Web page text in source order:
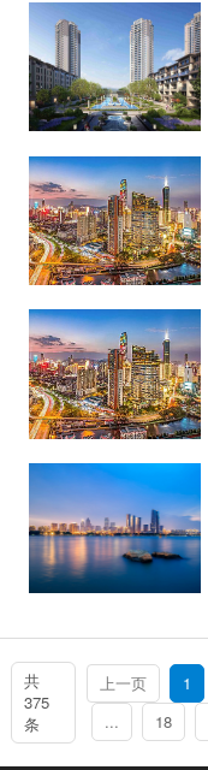
共
375
条
上一页 1
...
18